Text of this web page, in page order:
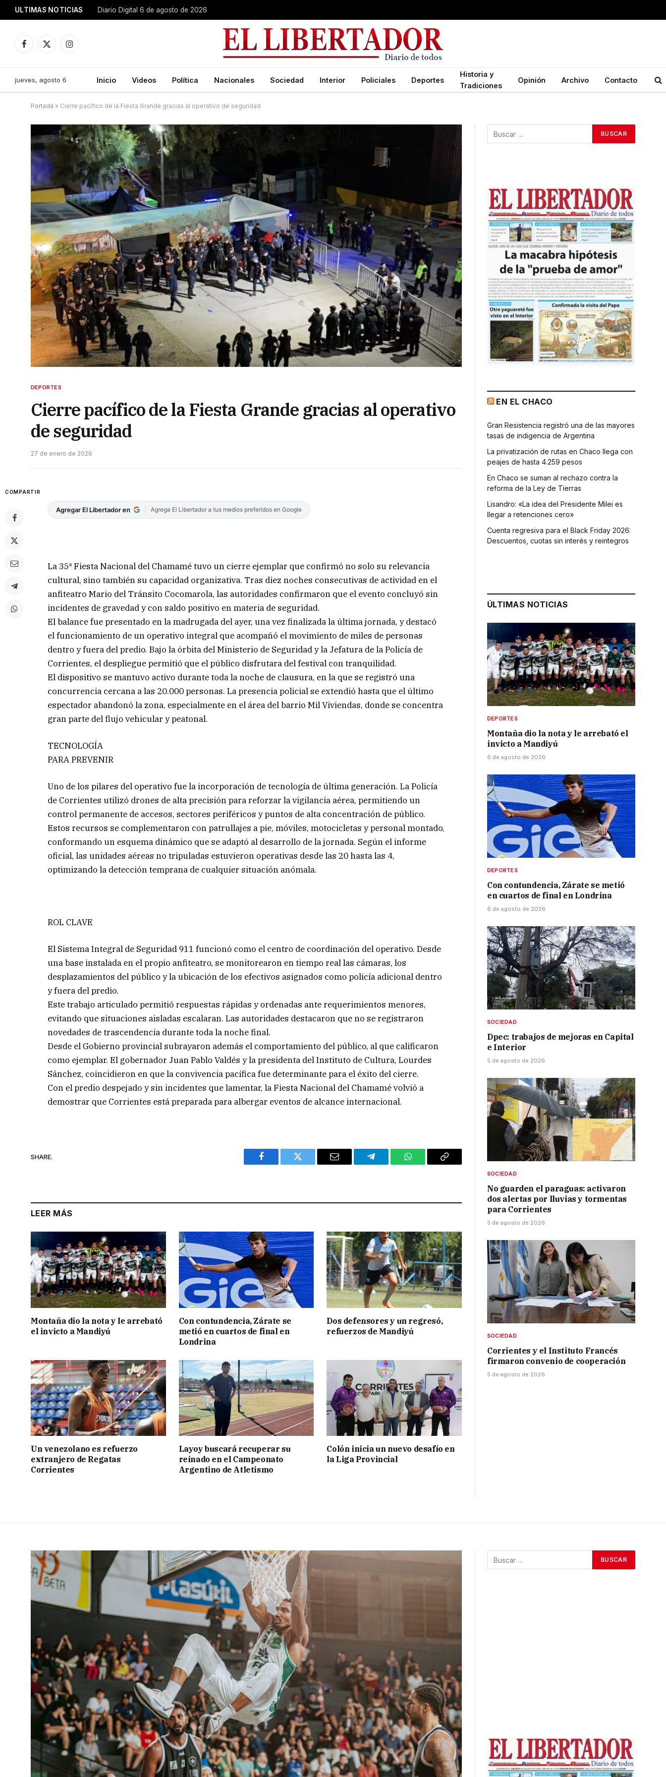
ULTIMAS NOTICIAS Diario Digital 6 de agosto de 2026
Facebook
X
Instagram
jueves, agosto 6 Inicio Videos Política Nacionales Sociedad Interior Policiales Deportes
Historia y
Tradiciones
Opinión Archivo Contacto
Portada » Cierre pacífico de la Fiesta Grande gracias al operativo de seguridad
DEPORTES
Cierre pacífico de la Fiesta Grande gracias al operativo
de seguridad
27 de enero de 2026
COMPARTIR
Agregar El Libertador en Agrega El Libertador a tus medios preferidos en Google
La 35ª Fiesta Nacional del Chamamé tuvo un cierre ejemplar que confirmó no solo su relevancia
cultural, sino también su capacidad organizativa. Tras diez noches consecutivas de actividad en el
anfiteatro Mario del Tránsito Cocomarola, las autoridades confirmaron que el evento concluyó sin
incidentes de gravedad y con saldo positivo en materia de seguridad.
El balance fue presentado en la madrugada del ayer, una vez finalizada la última jornada, y destacó
el funcionamiento de un operativo integral que acompañó el movimiento de miles de personas
dentro y fuera del predio. Bajo la órbita del Ministerio de Seguridad y la Jefatura de la Policía de
Corrientes, el despliegue permitió que el público disfrutara del festival con tranquilidad.
El dispositivo se mantuvo activo durante toda la noche de clausura, en la que se registró una
concurrencia cercana a las 20.000 personas. La presencia policial se extendió hasta que el último
espectador abandonó la zona, especialmente en el área del barrio Mil Viviendas, donde se concentra
gran parte del flujo vehicular y peatonal.
TECNOLOGÍA
PARA PREVENIR
Uno de los pilares del operativo fue la incorporación de tecnología de última generación. La Policía
de Corrientes utilizó drones de alta precisión para reforzar la vigilancia aérea, permitiendo un
control permanente de accesos, sectores periféricos y puntos de alta concentración de público.
Estos recursos se complementaron con patrullajes a pie, móviles, motocicletas y personal montado,
conformando un esquema dinámico que se adaptó al desarrollo de la jornada. Según el informe
oficial, las unidades aéreas no tripuladas estuvieron operativas desde las 20 hasta las 4,
optimizando la detección temprana de cualquier situación anómala.
ROL CLAVE
El Sistema Integral de Seguridad 911 funcionó como el centro de coordinación del operativo. Desde
una base instalada en el propio anfiteatro, se monitorearon en tiempo real las cámaras, los
desplazamientos del público y la ubicación de los efectivos asignados como policía adicional dentro
y fuera del predio.
Este trabajo articulado permitió respuestas rápidas y ordenadas ante requerimientos menores,
evitando que situaciones aisladas escalaran. Las autoridades destacaron que no se registraron
novedades de trascendencia durante toda la noche final.
Desde el Gobierno provincial subrayaron además el comportamiento del público, al que calificaron
como ejemplar. El gobernador Juan Pablo Valdés y la presidenta del Instituto de Cultura, Lourdes
Sánchez, coincidieron en que la convivencia pacífica fue determinante para el éxito del cierre.
Con el predio despejado y sin incidentes que lamentar, la Fiesta Nacional del Chamamé volvió a
demostrar que Corrientes está preparada para albergar eventos de alcance internacional.
SHARE.
Facebook Twitter Email Telegram WhatsAppCopy
LEER MÁS
Montaña dio la nota y le arrebató
el invicto a Mandiyú
Con contundencia, Zárate se
metió en cuartos de final en
Londrina
Dos defensores y un regresó,
refuerzos de Mandiyú
Un venezolano es refuerzo
extranjero de Regatas
Corrientes
Layoy buscará recuperar su
reinado en el Campeonato
Argentino de Atletismo
Colón inicia un nuevo desafío en
la Liga Provincial
EN EL CHACO
Gran Resistencia registró una de las mayores
tasas de indigencia de Argentina
La privatización de rutas en Chaco llega con
peajes de hasta 4.259 pesos
En Chaco se suman al rechazo contra la
reforma de la Ley de Tierras
Lisandro: «La idea del Presidente Milei es
llegar a retenciones cero»
Cuenta regresiva para el Black Friday 2026:
Descuentos, cuotas sin interés y reintegros
ÚLTIMAS NOTICIAS
DEPORTES
Montaña dio la nota y le arrebató el
invicto a Mandiyú
6 de agosto de 2026
DEPORTES
Con contundencia, Zárate se metió
en cuartos de final en Londrina
6 de agosto de 2026
SOCIEDAD
Dpec: trabajos de mejoras en Capital
e Interior
5 de agosto de 2026
SOCIEDAD
No guarden el paraguas: activaron
dos alertas por lluvias y tormentas
para Corrientes
5 de agosto de 2026
SOCIEDAD
Corrientes y el Instituto Francés
firmaron convenio de cooperación
5 de agosto de 2026